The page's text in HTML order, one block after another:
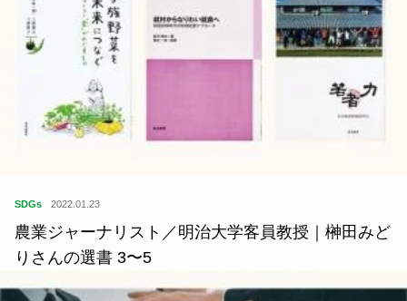
SDGs 2022.01.23
農業ジャーナリスト／明治大学客員教授｜榊田みど
りさんの選書 3〜5